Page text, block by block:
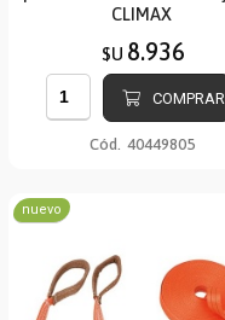
CLIMAX
$U 8.936
COMPRAR
Cód. 40449805
nuevo